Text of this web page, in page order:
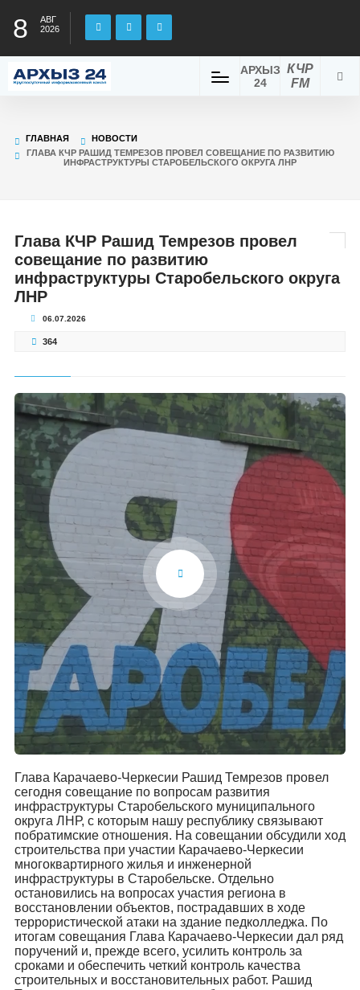
8
АВГ
2026
КЧР
FM
АРХЫЗ
24
ГЛАВНАЯ
НОВОСТИ
ГЛАВА КЧР РАШИД ТЕМРЕЗОВ ПРОВЕЛ СОВЕЩАНИЕ ПО РАЗВИТИЮ
ИНФРАСТРУКТУРЫ СТАРОБЕЛЬСКОГО ОКРУГА ЛНР
Глава КЧР Рашид Темрезов провел
совещание по развитию
инфраструктуры Старобельского округа
ЛНР
06.07.2026
364
Глава Карачаево-Черкесии Рашид Темрезов провел
сегодня совещание по вопросам развития
инфраструктуры Старобельского муниципального
округа ЛНР, с которым нашу республику связывают
побратимские отношения. На совещании обсудили ход
строительства при участии Карачаево-Черкесии
многоквартирного жилья и инженерной
инфраструктуры в Старобельске. Отдельно
остановились на вопросах участия региона в
восстановлении объектов, пострадавших в ходе
террористической атаки на здание педколледжа. По
итогам совещания Глава Карачаево-Черкесии дал ряд
поручений и, прежде всего, усилить контроль за
сроками и обеспечить четкий контроль качества
строительных и восстановительных работ. Рашид